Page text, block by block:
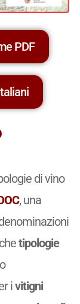
PDF
di vino
, una
tipologie
ivitigni